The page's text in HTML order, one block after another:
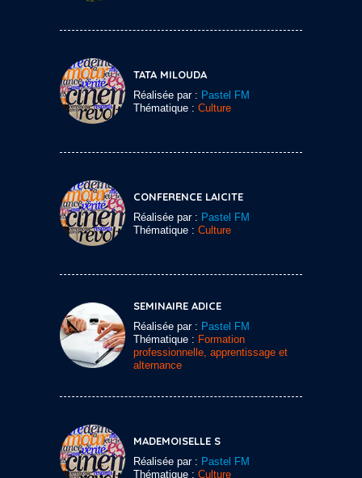
TATA MILOUDA
Réalisée par : Pastel FM
Thématique : Culture
CONFERENCE LAICITE
Réalisée par : Pastel FM
Thématique : Culture
SEMINAIRE ADICE
Réalisée par : Pastel FM
Thématique : Formation
professionnelle, apprentissage et
alternance
MADEMOISELLE S
Réalisée par : Pastel FM
Thématique : Culture